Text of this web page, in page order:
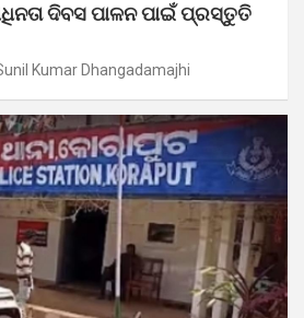
ଦିବସ ପାଳନ ପାଇଁ ପ୍ରସ୍ତୁତି
Kumar Dhangadamajhi